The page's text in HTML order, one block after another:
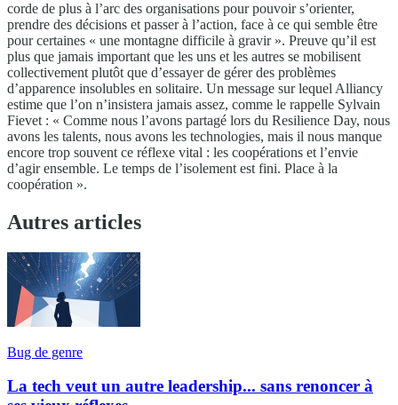
corde de plus à l’arc des organisations pour pouvoir s’orienter,
prendre des décisions et passer à l’action, face à ce qui semble être
pour certaines « une montagne difficile à gravir ». Preuve qu’il est
plus que jamais important que les uns et les autres se mobilisent
collectivement plutôt que d’essayer de gérer des problèmes
d’apparence insolubles en solitaire. Un message sur lequel Alliancy
estime que l’on n’insistera jamais assez, comme le rappelle Sylvain
Fievet : « Comme nous l’avons partagé lors du Resilience Day, nous
avons les talents, nous avons les technologies, mais il nous manque
encore trop souvent ce réflexe vital : les coopérations et l’envie
d’agir ensemble. Le temps de l’isolement est fini. Place à la
coopération ».
Autres articles
Bug de genre
La tech veut un autre leadership... sans renoncer à